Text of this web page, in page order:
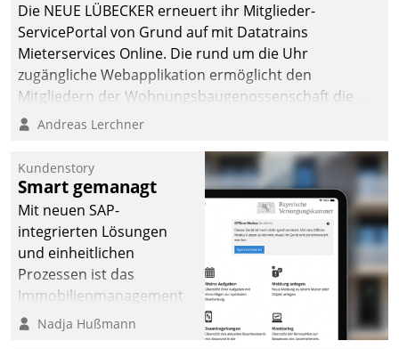
Die NEUE LÜBECKER erneuert ihr Mitglieder-
ServicePortal von Grund auf mit Datatrains
Mieterservices Online. Die rund um die Uhr
zugängliche Webapplikation ermöglicht den
Mitgliedern der Wohnungs­bau­genossenschaft die
Kontaktaufnahme per Smartphone, Tablet oder PC.
Andreas Lerchner
Kundenstory
Smart gemanagt
Mit neuen SAP-
integrierten Lösungen
und einheitlichen
Prozessen ist das
Immobilienmanagement
der Bayerischen
Nadja Hußmann